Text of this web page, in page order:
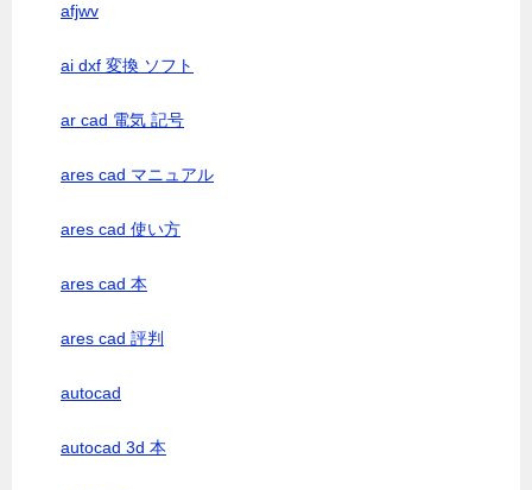
afjwv
ai dxf 変換 ソフト
ar cad 電気 記号
ares cad マニュアル
ares cad 使い方
ares cad 本
ares cad 評判
autocad
autocad 3d 本